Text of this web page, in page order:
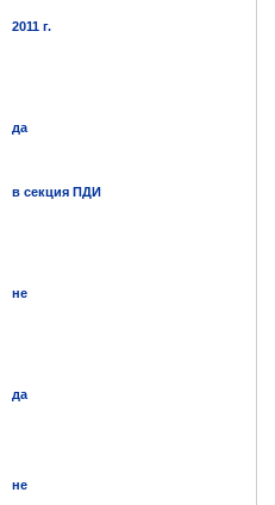
2011 г.
да
в секция ПДИ
не
да
не